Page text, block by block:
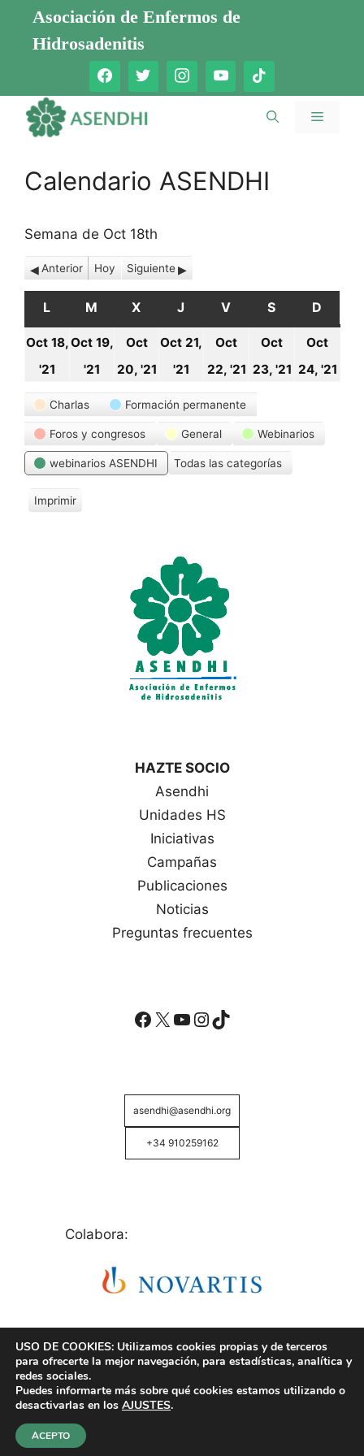
Saltar
contenido
Asociación de Enfermos de
Hidrosadenitis
Menú
Calendario ASENDHI
Semana de Oct 18th
Anterior Hoy Siguiente
L LUNES
M MARTES
X MIÉRCOLES
J JUEVES
V VIERNES
S SÁBADO
D
Oct 18,
'21
octubre,
2021
Oct 19,
'21
19
octubre,
2021
Oct
20, '21
20
octubre,
2021
Oct 21,
'21
21
octubre,
2021
Oct
22, '21 22
octubre,
2021
Oct
23, '21 23
2021
Oct
24, '21
Categorías
Charlas Formación permanente
Foros y congresos General Webinarios
webinarios ASENDHI Todas las categorías
Imprimir
V
HAZTE SOCIO
Asendhi
Unidades HS
Iniciativas
Campañas
Publicaciones
Noticias
Preguntas frecuentes
Facebook
X YouTube
Instagram
TikTok
asendhi@asendhi.org
+34 910259162
Colabora:
© Copyright 2026 ASENDHI - Asociación de Enfermos
USO DE COOKIES: Utilizamos cookies propias y de terceros
para ofrecerte la mejor navegación, para estadísticas, analítica y
redes sociales.
Puedes informarte más sobre qué cookies estamos utilizando o
desactivarlas en los AJUSTES.
ACEPTO